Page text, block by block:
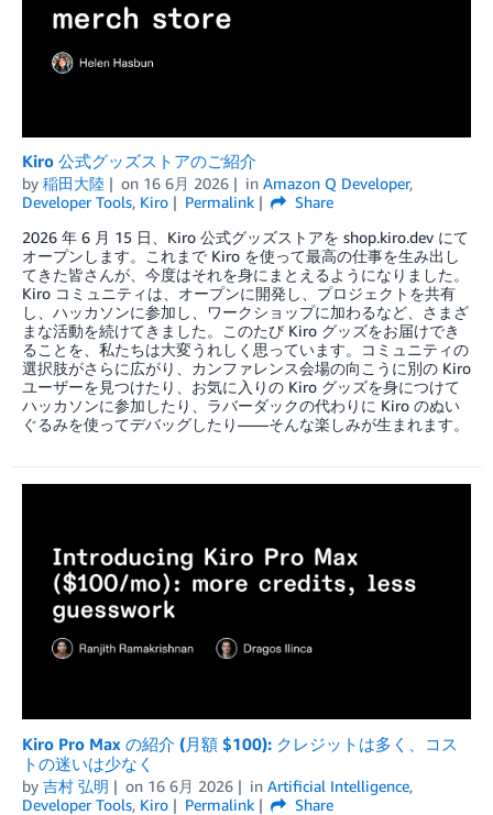
Kiro 公式グッズストアのご紹介
by 稲田大陸 on 16 6月 2026 in Amazon Q Developer,
Developer Tools, Kiro Permalink
Share
2026 年 6 月 15 日、Kiro 公式グッズストアを shop.kiro.dev にて
オープンします。これまで Kiro を使って最高の仕事を生み出し
てきた皆さんが、今度はそれを身にまとえるようになりました。
Kiro コミュニティは、オープンに開発し、プロジェクトを共有
し、ハッカソンに参加し、ワークショップに加わるなど、さまざ
まな活動を続けてきました。このたび Kiro グッズをお届けでき
ることを、私たちは大変うれしく思っています。コミュニティの
選択肢がさらに広がり、カンファレンス会場の向こうに別の Kiro
ユーザーを見つけたり、お気に入りの Kiro グッズを身につけて
ハッカソンに参加したり、ラバーダックの代わりに Kiro のぬい
ぐるみを使ってデバッグしたり——そんな楽しみが生まれます。
Kiro Pro Max の紹介 (月額 $100): クレジットは多く、コス
トの迷いは少なく
by 吉村 弘明 on 16 6月 2026 in Artificial Intelligence,
Developer Tools, Kiro Permalink
Share